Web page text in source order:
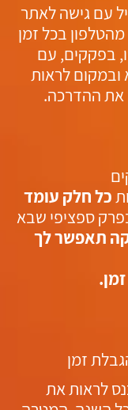
עם גישה לאתר
בכל זמן
בפקקים, עם
ובמקום לראות
את ההדרכה.
כל חלק עומד
ספציפי שבא
תאפשר לך
זמן
לראות את